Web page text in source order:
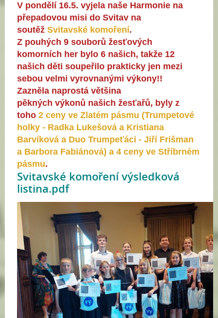
V pondělí 16.5. vyjela naše Harmonie na
přepadovou misi do Svitav na
soutěž Svitavské komoření.
Z pouhých 9 souborů žesťových
komorních her bylo 6 našich, takže 12
našich děti soupeřilo prakticky jen mezi
sebou velmi vyrovnanými výkony!!
Zazněla naprostá většina
pěkných výkonů našich žesťařů, byly z
toho 2 ceny ve Zlatém pásmu (Trumpetové
holky - Radka Lukešová a Kristiana
Barvíková a Duo Trumpeťáci - Jiří Frišman
a Barbora Fabiánová) a 4 ceny ve Stříbrném
pásmu.
Svitavské komoření výsledková
listina.pdf